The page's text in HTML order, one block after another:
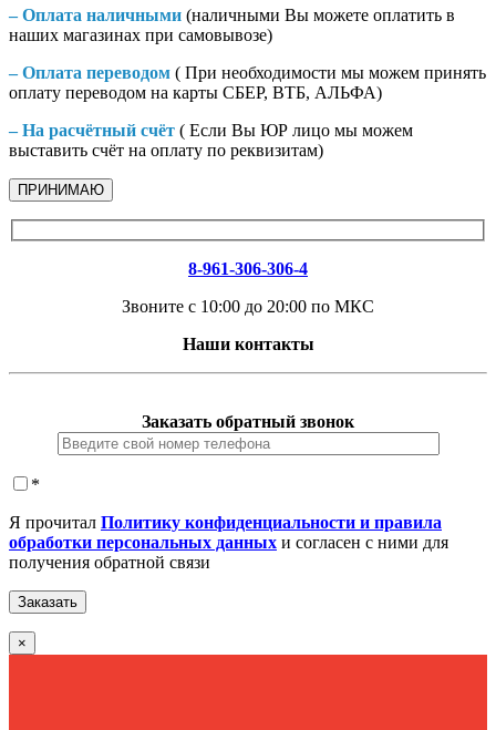
– Оплата наличными (наличными Вы можете оплатить в
наших магазинах при самовывозе)
– Оплата переводом ( При необходимости мы можем принять
оплату переводом на карты СБЕР, ВТБ, АЛЬФА)
– На расчётный счёт ( Если Вы ЮР лицо мы можем
выставить счёт на оплату по реквизитам)
ПРИНИМАЮ
8-961-306-306-4
Звоните с 10:00 до 20:00 по МКС
Наши контакты
Заказать обратный звонок
*
Я прочитал Политику конфиденциальности и правила
обработки персональных данных и согласен с ними для
получения обратной связи
×